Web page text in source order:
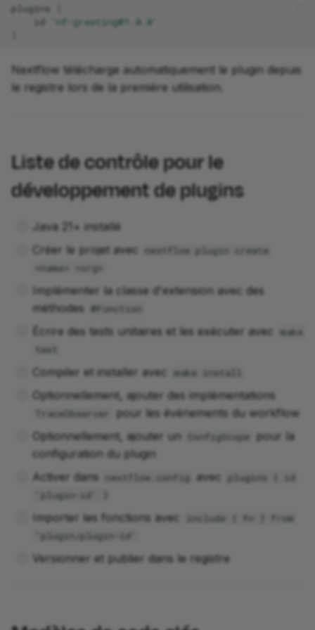
plugins
id
'nf-greeting@1.0.0'
Nextflow télécharge automatiquement le plugin depuis
le registre lors de la première utilisation.
Liste de contrôle pour le
développement de plugins
Java 21+ installé
Créer le projet avec
nextflow plugin create
<name> <org>
Implémenter la classe d'extension avec des
méthodes
@Function
Écrire des tests unitaires et les exécuter avec
make
test
Compiler et installer avec make install
Optionnellement, ajouter des implémentations
TraceObserver
pour les événements du workflow
Optionnellement, ajouter un
ConfigScope
pour la
configuration du plugin
Activer dans
nextflow.config avec
plugins { id
'plugin-id' }
Importer les fonctions avec
include { fn } from
'plugin/plugin-id'
Versionner et publier dans le registre